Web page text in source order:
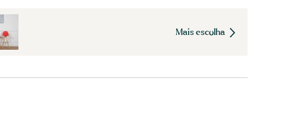
Mais escolha